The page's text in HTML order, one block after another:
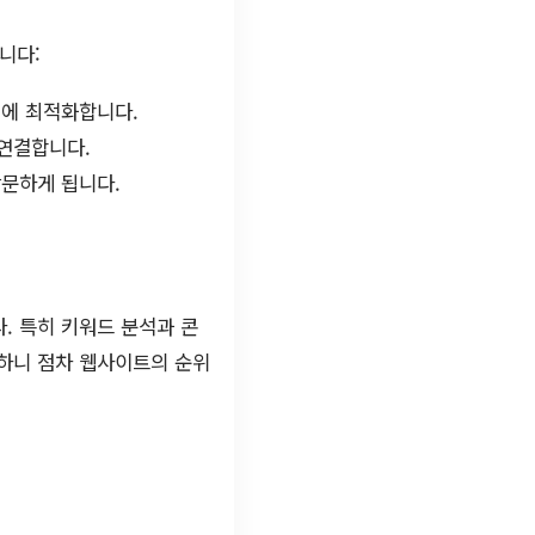
다:
최적화합니다.
결합니다.
하게 됩니다.
. 특히 키워드 분석과 콘
니 점차 웹사이트의 순위